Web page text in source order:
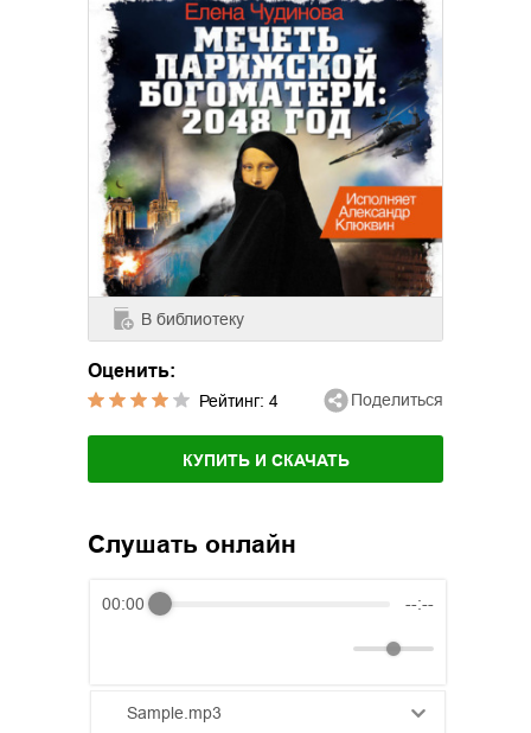
В библиотеку
Оценить:
Рейтинг: 4 Поделиться
КУПИТЬ И СКАЧАТЬ
Слушать онлайн
00:00 --:--
Sample.mp3